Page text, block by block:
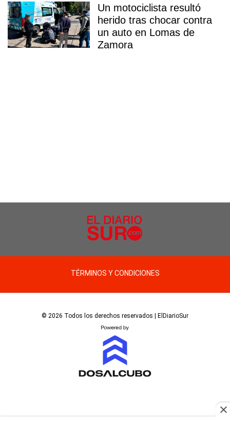
Un motociclista resultó
herido tras chocar contra
un auto en Lomas de
Zamora
TÉRMINOS Y CONDICIONES
© 2026 Todos los derechos reservados | ElDiarioSur